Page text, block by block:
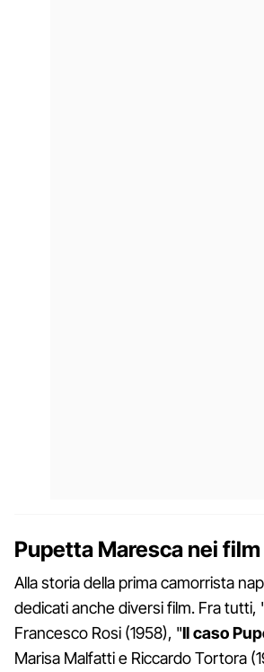
Pupetta Maresca nei
Alla storia della prima camorrista
dedicati anche diversi film. Fra tutti,
Francesco Rosi (1958), "Il caso
Marisa Malfatti e Riccardo Tortora